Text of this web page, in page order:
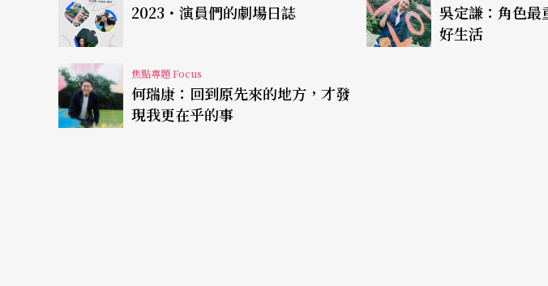
2023・演員們的劇場日誌
吳定謙：角色最
好生活
焦點專題 Focus
何瑞康：回到原先來的地方，才發
現我更在乎的事